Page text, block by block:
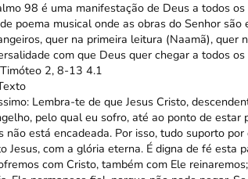
98 é uma manifestação de Deus a todos
poema musical onde as obras do Senhor
quer na primeira leitura (Naamã), quer
com que Deus quer chegar a todos
2, 8-13 4.1
Lembra-te de que Jesus Cristo,
pelo qual eu sofro, até ao ponto de
não está encadeada. Por isso, tudo suporto
Jesus, com a glória eterna. É digna de fé esta
com Cristo, também com Ele